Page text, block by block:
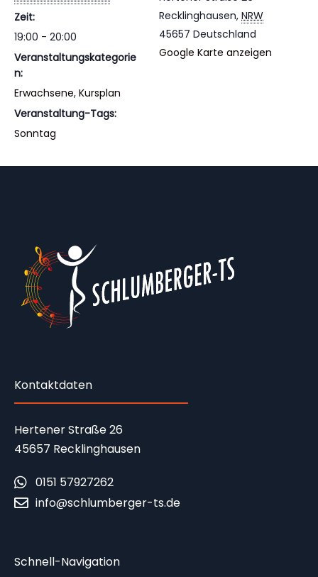
Zeit:
19:00 - 20:00
Veranstaltungskategorie
n:
Erwachsene, Kursplan
Veranstaltung-Tags:
Sonntag
Recklinghausen, NRW
45657 Deutschland
Google Karte anzeigen
Kontaktdaten
Hertener Straße 26
45657 Recklinghausen
0151 57927262
info@schlumberger-ts.de
Schnell-Navigation